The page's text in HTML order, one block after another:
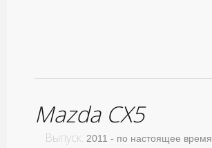
Mazda CX5
Выпуск: 2011 - по настоящее время